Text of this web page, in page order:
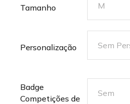
Tamanho M
Personalização Sem
Badge
Competições de
Sem